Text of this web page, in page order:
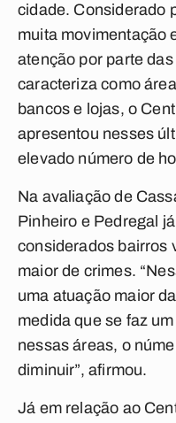
cidade. Considerado
muita movimentação
atenção por parte
caracteriza como
bancos e lojas, o
apresentou nesses
elevado número de
Na avaliação de
Pinheiro e Pedregal
considerados bairros
maior de crimes.
uma atuação maior
medida que se faz
nessas áreas, o
diminuir”, afirmou.
Já em relação ao